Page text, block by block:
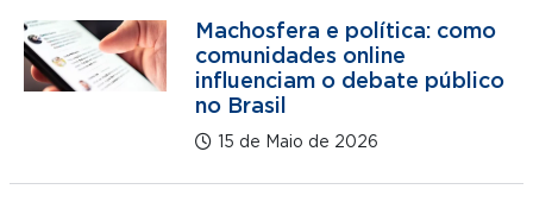
Machosfera e política: como
comunidades online
influenciam o debate público
no Brasil
15 de Maio de 2026